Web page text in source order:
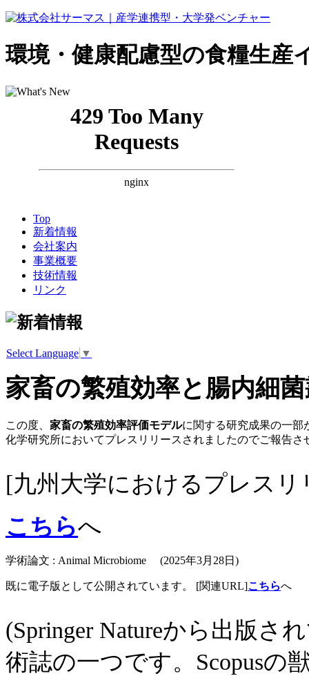
環境・健康配慮型の食糧生産
Top
新着情報
会社案内
事業概要
技術情報
リンク
Select Language ▼
家畜の繁殖効率と腸内細
この度、 家畜の繁殖効率評価モデルに関する研究成果の一部
化学研究所においてプレスリリースされましたのでご報告さ
[九州大学におけるプレスリ
こちらへ
学術論文 : Animal Microbiome (2025年3月28日)
既に電子版として公開されています。 [関連URL]こちらへ
(Springer Natureから出版さ
術誌の一つです。Scopusの